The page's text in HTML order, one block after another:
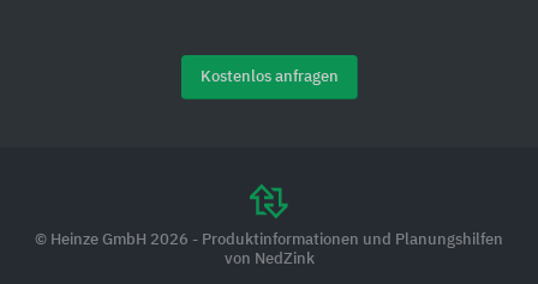
Kostenlos anfragen
© Heinze GmbH 2026 - Produktinformationen und Planungshilfen
von NedZink